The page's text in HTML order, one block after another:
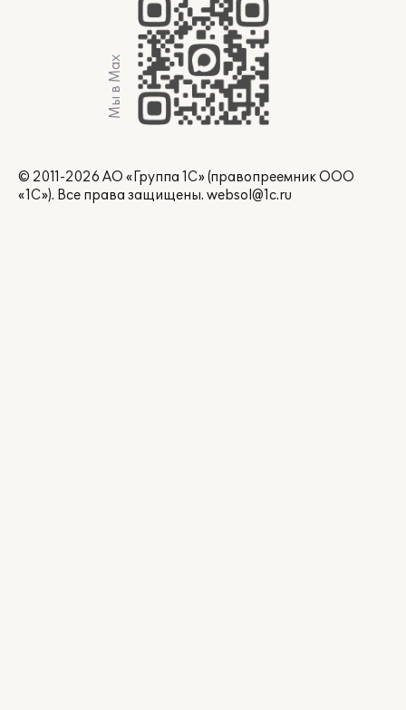
Мы в Max
© 2011-2026 АО «Группа 1С» (правопреемник ООО
«1С»). Все права защищены. websol@1c.ru